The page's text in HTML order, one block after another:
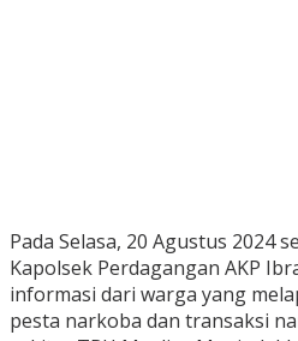
Pada Selasa, 20 Agustus 2024
Kapolsek Perdagangan AKP
informasi dari warga yang
pesta narkoba dan transaksi